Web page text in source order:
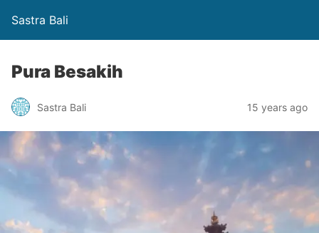
Sastra Bali
Pura Besakih
Sastra Bali 15 years ago